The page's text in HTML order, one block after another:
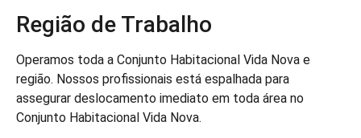
Região de Trabalho
Operamos toda a Conjunto Habitacional Vida Nova e
região. Nossos profissionais está espalhada para
assegurar deslocamento imediato em toda área no
Conjunto Habitacional Vida Nova.